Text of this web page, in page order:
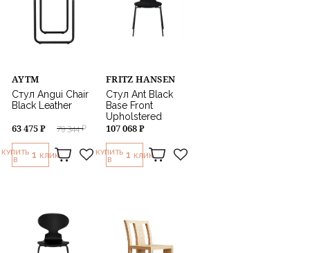
AYTM
Стул Angui Chair
Black Leather
79 344 ₽
63 475 ₽
КУПИТЬ
В
1 КЛИК
FRITZ HANSEN
Стул Ant Black
Base Front
Upholstered
107 068 ₽
КУПИТЬ
В
1 КЛИК